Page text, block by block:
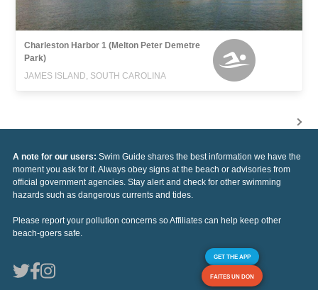
Charleston Harbor 1 (Melton Peter Demetre
Park)
JAMES ISLAND, SOUTH CAROLINA
A note for our users: Swim Guide shares the best information we have the
moment you ask for it. Always obey signs at the beach or advisories from
official government agencies. Stay alert and check for other swimming
hazards such as dangerous currents and tides.
Please report your pollution concerns so Affiliates can help keep other
beach-goers safe.
GET THE APP
FAITES UN DON